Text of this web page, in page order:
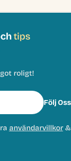
tips
roligt!
Följ Oss
användarvillkor&